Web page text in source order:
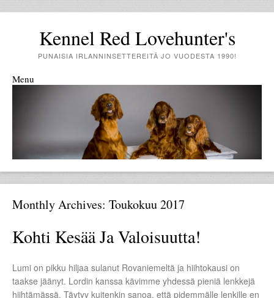
Kennel Red Lovehunter's
PUNAISIA IRLANNINSETTEREITÄ JO VUODESTA 1990!
Menu
Monthly Archives: Toukokuu 2017
Kohti Kesää Ja Valoisuutta!
Lumi on pikku hiljaa sulanut Rovaniemeltä ja hiihtokausi on
taakse jäänyt. Lordin kanssa kävimme yhdessä pieniä lenkkejä
hiihtämässä. Täytyy kuitenkin sanoa, että pidemmälle lenkille en